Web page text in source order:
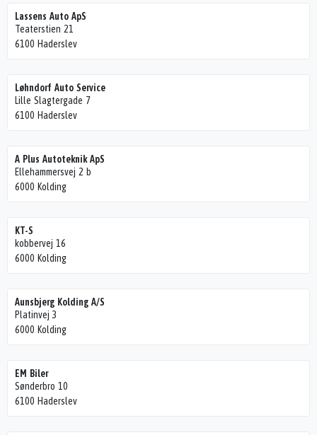
Lassens Auto ApS
Teaterstien 21
6100 Haderslev
Løhndorf Auto Service
Lille Slagtergade 7
6100 Haderslev
A Plus Autoteknik ApS
Ellehammersvej 2 b
6000 Kolding
KT-S
kobbervej 16
6000 Kolding
Aunsbjerg Kolding A/S
Platinvej 3
6000 Kolding
EM Biler
Sønderbro 10
6100 Haderslev